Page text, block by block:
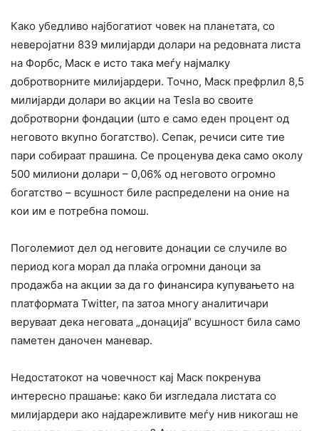
Како убедливо најбогатиот човек на планетата, со
неверојатни 839 милијарди долари на редовната листа
на Форбс, Маск е исто така меѓу најмалку
добротворните милијардери. Точно, Маск префрлил 8,5
милијарди долари во акции на Tesla во своите
добротворни фондации (што е само еден процент од
неговото вкупно богатство). Сепак, речиси сите тие
пари собираат прашина. Се проценува дека само околу
500 милиони долари – 0,06% од неговото огромно
богатство – всушност биле распределени на оние на
кои им е потребна помош.
Поголемиот дел од неговите донации се случиле во
период кога морал да плаќа огромни даноци за
продажба на акции за да го финансира купувањето на
платформата Twitter, па затоа многу аналитичари
веруваат дека неговата „донација“ всушност била само
паметен даночен маневар.
Недостатокот на човечност кај Маск покренува
интересно прашање: како би изгледала листата со
милијардери ако најдарежливите меѓу нив никогаш не